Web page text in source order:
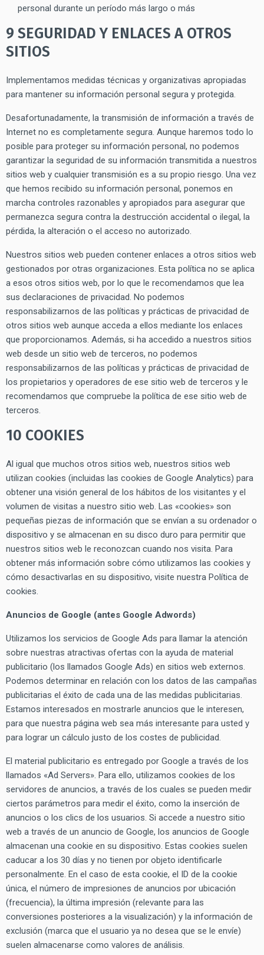
personal durante un período más largo o más
9 SEGURIDAD Y ENLACES A OTROS
SITIOS
Implementamos medidas técnicas y organizativas apropiadas
para mantener su información personal segura y protegida.
Desafortunadamente, la transmisión de información a través de
Internet no es completamente segura. Aunque haremos todo lo
posible para proteger su información personal, no podemos
garantizar la seguridad de su información transmitida a nuestros
sitios web y cualquier transmisión es a su propio riesgo. Una vez
que hemos recibido su información personal, ponemos en
marcha controles razonables y apropiados para asegurar que
permanezca segura contra la destrucción accidental o ilegal, la
pérdida, la alteración o el acceso no autorizado.
Nuestros sitios web pueden contener enlaces a otros sitios web
gestionados por otras organizaciones. Esta política no se aplica
a esos otros sitios web, por lo que le recomendamos que lea
sus declaraciones de privacidad. No podemos
responsabilizarnos de las políticas y prácticas de privacidad de
otros sitios web aunque acceda a ellos mediante los enlaces
que proporcionamos. Además, si ha accedido a nuestros sitios
web desde un sitio web de terceros, no podemos
responsabilizarnos de las políticas y prácticas de privacidad de
los propietarios y operadores de ese sitio web de terceros y le
recomendamos que compruebe la política de ese sitio web de
terceros.
10 COOKIES
Al igual que muchos otros sitios web, nuestros sitios web
utilizan cookies (incluidas las cookies de Google Analytics) para
obtener una visión general de los hábitos de los visitantes y el
volumen de visitas a nuestro sitio web. Las «cookies» son
pequeñas piezas de información que se envían a su ordenador o
dispositivo y se almacenan en su disco duro para permitir que
nuestros sitios web le reconozcan cuando nos visita. Para
obtener más información sobre cómo utilizamos las cookies y
cómo desactivarlas en su dispositivo, visite nuestra Política de
cookies.
Anuncios de Google (antes Google Adwords)
Utilizamos los servicios de Google Ads para llamar la atención
sobre nuestras atractivas ofertas con la ayuda de material
publicitario (los llamados Google Ads) en sitios web externos.
Podemos determinar en relación con los datos de las campañas
publicitarias el éxito de cada una de las medidas publicitarias.
Estamos interesados en mostrarle anuncios que le interesen,
para que nuestra página web sea más interesante para usted y
para lograr un cálculo justo de los costes de publicidad.
El material publicitario es entregado por Google a través de los
llamados «Ad Servers». Para ello, utilizamos cookies de los
servidores de anuncios, a través de los cuales se pueden medir
ciertos parámetros para medir el éxito, como la inserción de
anuncios o los clics de los usuarios. Si accede a nuestro sitio
web a través de un anuncio de Google, los anuncios de Google
almacenan una cookie en su dispositivo. Estas cookies suelen
caducar a los 30 días y no tienen por objeto identificarle
personalmente. En el caso de esta cookie, el ID de la cookie
única, el número de impresiones de anuncios por ubicación
(frecuencia), la última impresión (relevante para las
conversiones posteriores a la visualización) y la información de
exclusión (marca que el usuario ya no desea que se le envíe)
suelen almacenarse como valores de análisis.